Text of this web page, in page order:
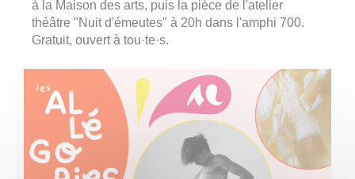
à la Maison des arts, puis la pièce de l'atelier
théâtre "Nuit d'émeutes" à 20h dans l'amphi 700.
Gratuit, ouvert à tou·te·s.